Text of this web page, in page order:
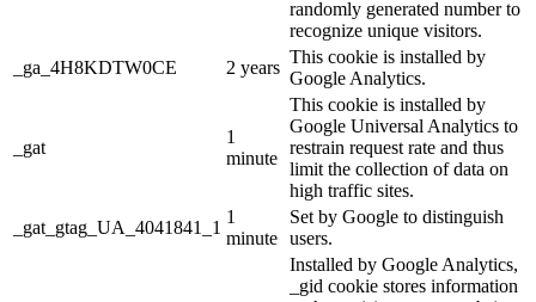
randomly generated number to
recognize unique visitors.
_ga_4H8KDTW0CE
2 years
This cookie is installed by
Google Analytics.
_gat
1
minute
This cookie is installed by
Google Universal Analytics to
restrain request rate and thus
limit the collection of data on
high traffic sites.
_gat_gtag_UA_4041841_1
1
minute
Set by Google to distinguish
users.
Installed by Google Analytics,
_gid cookie stores information